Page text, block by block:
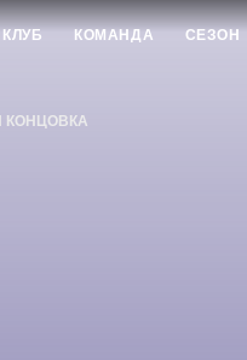
КЛУБ КОМАНДА СЕЗОН
КОНЦОВКА